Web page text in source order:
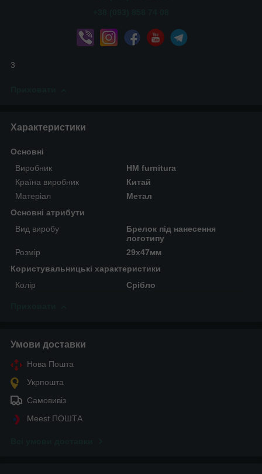
3
Характеристики
Основні
Виробник
HM furnitura
Країна виробник
Китай
Матеріал
Метал
Основні атрибути
Вид виробу
Брелок під нанесення
логотипу
Розмір
29х47мм
Користувальницькі характеристики
Колір
Срібло
Умови доставки
Нова Пошта
Укрпошта
Самовивіз
Meest ПОШТА